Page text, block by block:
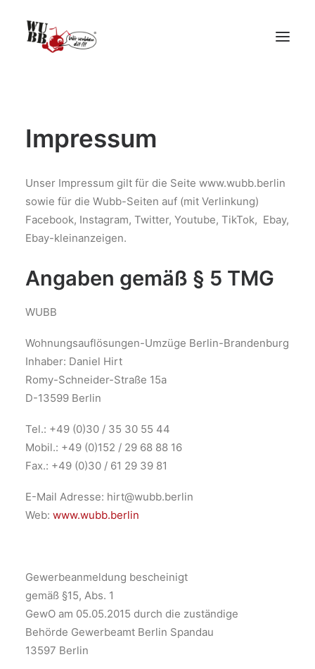
Umzug
Leistungen
Über Uns
Kontakt
📧 hirt@wubb.berlin
Impressum
Unser Impressum gilt für die Seite www.wubb.berlin
sowie für die Wubb-Seiten auf (mit Verlinkung)
Facebook, Instagram, Twitter, Youtube, TikTok, Ebay,
Ebay-kleinanzeigen.
Angaben gemäß § 5 TMG
WUBB
Wohnungsauflösungen-Umzüge Berlin-Brandenburg
Inhaber: Daniel Hirt
Romy-Schneider-Straße 15a
D-13599 Berlin
Tel.: +49 (0)30 / 35 30 55 44
Mobil.: +49 (0)152 / 29 68 88 16
Fax.: +49 (0)30 / 61 29 39 81
E-Mail Adresse: hirt@wubb.berlin
Web: www.wubb.berlin
Gewerbeanmeldung bescheinigt
gemäß §15, Abs. 1
GewO am 05.05.2015 durch die zuständige
Behörde Gewerbeamt Berlin Spandau
13597 Berlin